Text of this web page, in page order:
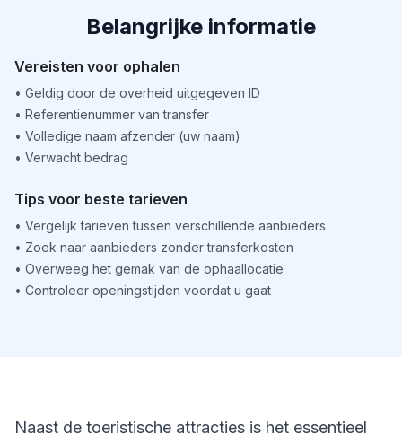
Belangrijke informatie
Vereisten voor ophalen
• Geldig door de overheid uitgegeven ID
• Referentienummer van transfer
• Volledige naam afzender (uw naam)
• Verwacht bedrag
Tips voor beste tarieven
• Vergelijk tarieven tussen verschillende aanbieders
• Zoek naar aanbieders zonder transferkosten
• Overweeg het gemak van de ophaallocatie
• Controleer openingstijden voordat u gaat
Naast de toeristische attracties is het essentieel